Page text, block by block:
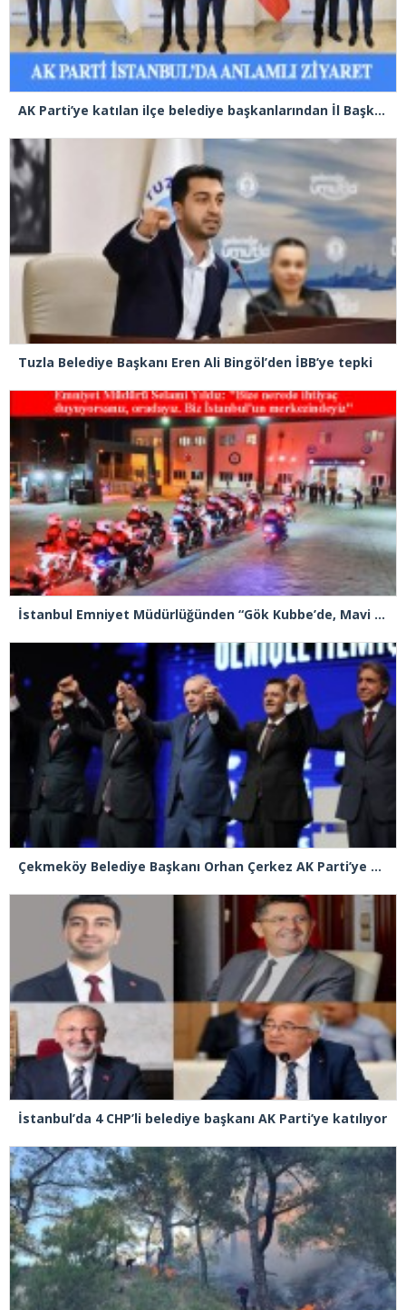
AK Parti’ye katılan ilçe belediye başkanlarından İl Başkanı Özdemir’e ziyaret
Tuzla Belediye Başkanı Eren Ali Bingöl’den İBB’ye tepki
İstanbul Emniyet Müdürlüğünden “Gök Kubbe’de, Mavi Vatan’da, Şanlı Topraklarda: İstanbul Emniyeti Her Yerde” paylaşımı
Çekmeköy Belediye Başkanı Orhan Çerkez AK Parti’ye katıldı
İstanbul’da 4 CHP’li belediye başkanı AK Parti’ye katılıyor